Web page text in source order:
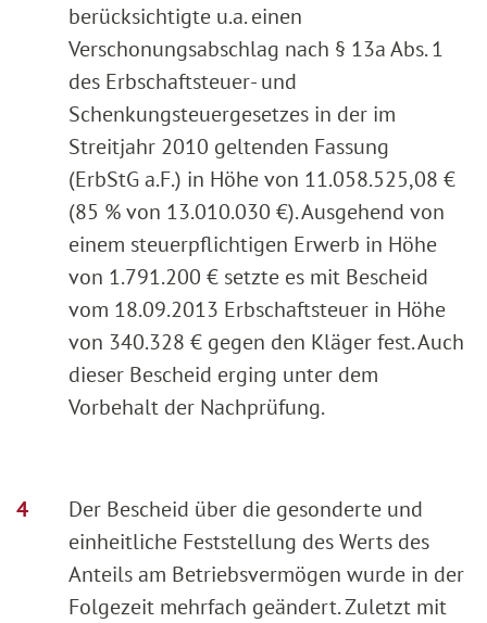
berücksichtigte u.a. einen
Verschonungsabschlag nach § 13a Abs. 1
des Erbschaftsteuer- und
Schenkungsteuergesetzes in der im
Streitjahr 2010 geltenden Fassung
(ErbStG a.F.) in Höhe von 11.058.525,08 €
(85 % von 13.010.030 €). Ausgehend von
einem steuerpflichtigen Erwerb in Höhe
von 1.791.200 € setzte es mit Bescheid
vom 18.09.2013 Erbschaftsteuer in Höhe
von 340.328 € gegen den Kläger fest. Auch
dieser Bescheid erging unter dem
Vorbehalt der Nachprüfung.
Der Bescheid über die gesonderte und
einheitliche Feststellung des Werts des
Anteils am Betriebsvermögen wurde in der
Folgezeit mehrfach geändert. Zuletzt mit